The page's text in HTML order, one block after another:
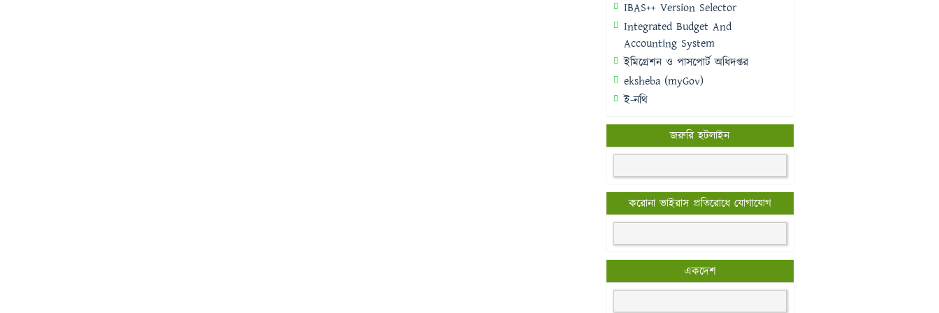
IBAS++ Version Selector
Integrated Budget And
Accounting System
ইমিগ্রেশন ও পাসপোর্ট অধিদপ্তর
eksheba (myGov)
ই-নথি
জরুরি হটলাইন
করোনা ভাইরাস প্রতিরোধে যোগাযোগ
একদেশ